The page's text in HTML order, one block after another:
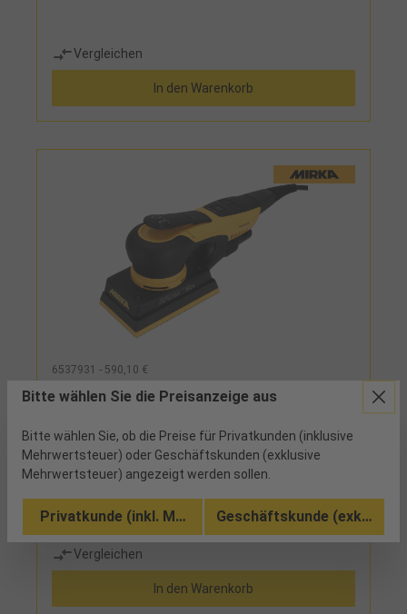
Vergleichen
In den Warenkorb
6537931 - 590,10 €
Schwingschleifer DEOS II 353 "Rutscher"
ab Werk
von 10 cm, bequeme Einhandbedienung mit
optimierter Ergonomie, bürstenloser Motor,
variabler Geschwindigkeitsregler, Soft-Start-
Funktion, Absaugstutzen 27 mm Einsatz: zum
Schleifen und Polieren von Holz, Metall,
Kunststoffen, Farben und Lacken Lieferumfang: PU-
Grip-Schleifschuh 81 mm x 133 mm, Schutzauflage
Vergleichen
In den Warenkorb
Bitte wählen Sie die Preisanzeige aus
Bitte wählen Sie, ob die Preise für Privatkunden (inklusive
Mehrwertsteuer) oder Geschäftskunden (exklusive
Mehrwertsteuer) angezeigt werden sollen.
Privatkunde (inkl. MwSt.) Geschäftskunde (exkl.